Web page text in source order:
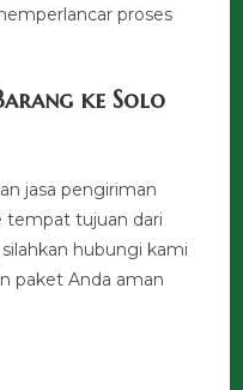
proses
ke Solo
jasa pengiriman
tempat tujuan dari
hubungi kami
paket Anda aman